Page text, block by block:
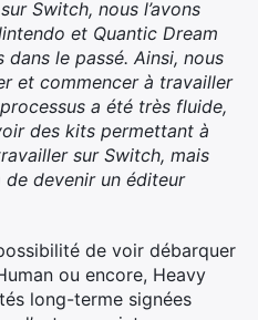
Switch, nous l’avons
et Quantic Dream
le passé. Ainsi, nous
et commencer à travailler
a été très fluide,
des kits permettant à
sur Switch, mais
de devenir un éditeur
de voir débarquer
ou encore, Heavy
long-terme signées